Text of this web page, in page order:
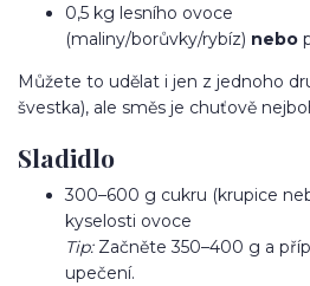
0,5 kg lesního ovoce
(maliny/borůvky/rybíz) nebo
Můžete to udělat i jen z jednoho
švestka), ale směs je chuťově
Sladidlo
300–600 g cukru (krupice
kyselosti ovoce
Tip:Začněte 350–400 g a
upečení.